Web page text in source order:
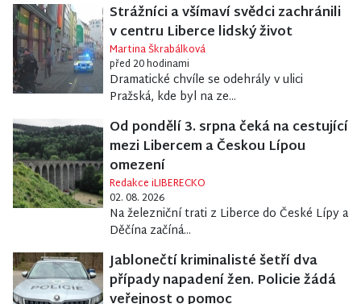
Strážníci a všímaví svědci zachránili
v centru Liberce lidský život
Martina Škrabálková
před 20 hodinami
Dramatické chvíle se odehrály v ulici
Pražská, kde byl na ze...
Od pondělí 3. srpna čeká na cestující
mezi Libercem a Českou Lípou
omezení
Redakce iLIBERECKO
02. 08. 2026
Na železniční trati z Liberce do České Lípy a
Děčína začíná...
Jablonečtí kriminalisté šetří dva
případy napadení žen. Policie žádá